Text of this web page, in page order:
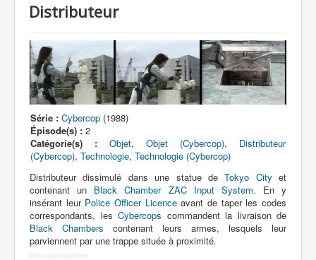
Toku-Actrices
Toku-Critiques
Séries
Films
COSAA
Dessins
Artiste Asperger
Lexique
Dennô keisatsu Cybercop (電脳 警
察 サイバーコップ) = Police
cerveau électronique Cybercop
Distributeur
Série : Cybercop (1988)
Épisode(s) : 2
Catégorie(s) :
Objet, Objet (Cybercop), Distributeur
(Cybercop), Technologie, Technologie (Cybercop)
Distributeur dissimulé dans une statue deTokyo City et
contenant un Black Chamber ZAC Input System. En y
insérant leur Police Officer Licenceavant de taper les codes
correspondants, les Cybercops commandent la livraison de
Black Chambers contenant leurs armes, lesquels leur
parviennent par une trappe située à proximité.
More Joomla Extensions